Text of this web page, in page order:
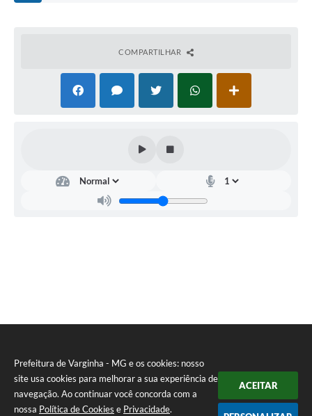
Prefeitura de Varginha - MG e os cookies: nosso
site usa cookies para melhorar a sua experiência de
navegação. Ao continuar você concorda com a
nossa Política de Cookies e Privacidade.
ACEITAR
Municipal
COMPARTILHAR